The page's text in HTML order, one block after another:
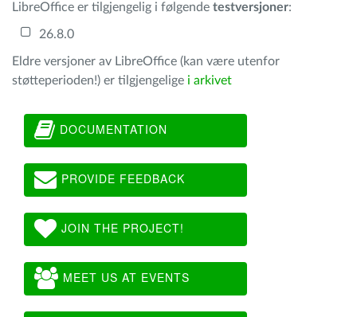
LibreOffice er tilgjengelig i følgende testversjoner:
26.8.0
Eldre versjoner av LibreOffice (kan være utenfor
støtteperioden!) er tilgjengelige i arkivet
DOCUMENTATION
PROVIDE FEEDBACK
JOIN THE PROJECT!
MEET US AT EVENTS